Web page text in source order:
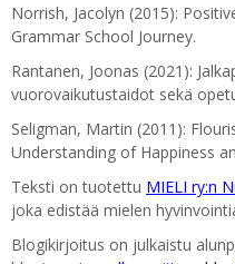
Norrish, Jacolyn (2015):
Grammar School Journey.
Rantanen, Joonas (2021):
vuorovaikutustaidot sekä
Seligman, Martin (2011):
Understanding of Happiness
Teksti on tuotettu MIELI ry:n
joka edistää mielen
Blogikirjoitus on julkaistu